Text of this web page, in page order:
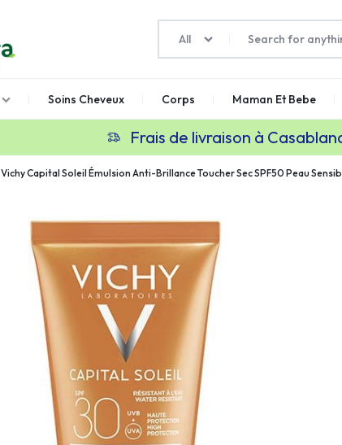
All
Soins Cheveux Corps Maman Et Bebe
Frais de livraison à
Vichy Capital Soleil Émulsion Anti-Brillance Toucher Sec SPF50 Peau